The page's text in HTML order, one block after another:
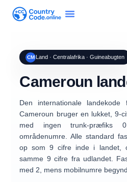
CM Land · Centralafrika · Guineabugten
Cameroun
Den internationale landekode
Cameroun bruger en lukket, 9-
med ingen trunk-præfiks 0
områdenumre . Alle standard
op som9 cifre inde i landet,
samme 9 cifre fra udlandet.
med 2 , mens mobilnumre